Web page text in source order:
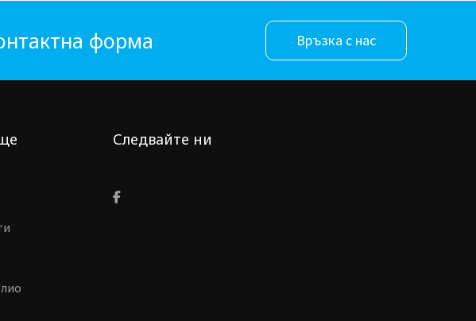
форма Връзка с нас
Следвайте ни